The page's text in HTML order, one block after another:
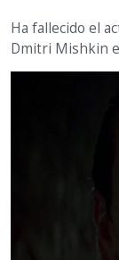
Ha fallecido el
Dmitri Mishkin